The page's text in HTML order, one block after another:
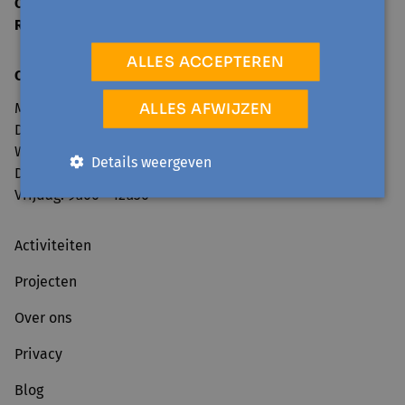
RPR
Openingsuren secretariaat
Maandag: 9u00 - 12u30 en van 13u30 - 17u00
Dinsdag: 13u30 - 17u00
Woensdag: 9u00 - 12u30 en van 13u30 - 17u00
Donderdag: 9u00 - 12u30 en van 13u30 - 17u00
Vrijdag: 9u00 - 12u30
Activiteiten
Projecten
Over ons
Privacy
Blog
ALLES ACCEPTEREN
ALLES AFWIJZEN
Details weergeven